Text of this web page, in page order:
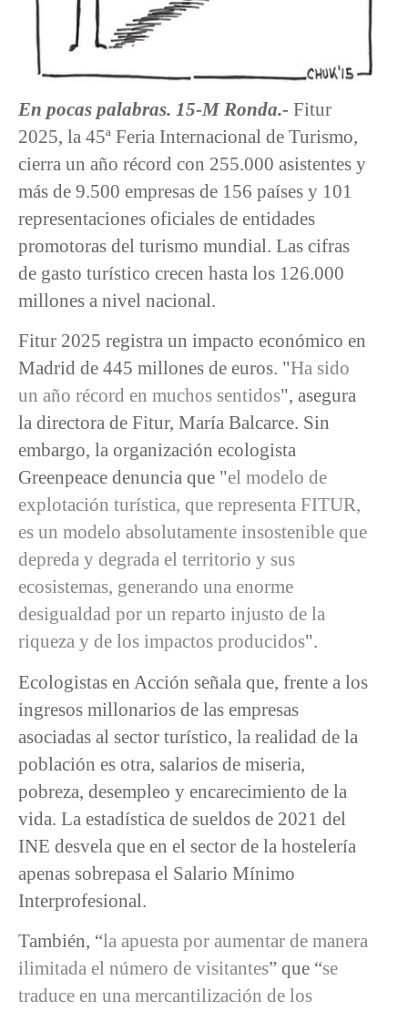
En pocas palabras. 15-M Ronda.- Fitur
2025, la 45ª Feria Internacional de Turismo,
cierra un año récord con 255.000 asistentes y
más de 9.500 empresas de 156 países y 101
representaciones oficiales de entidades
promotoras del turismo mundial. Las cifras
de gasto turístico crecen hasta los 126.000
millones a nivel nacional.
Fitur 2025 registra un impacto económico en
Madrid de 445 millones de euros. "Ha sido
un año récord en muchos sentidos", asegura
la directora de Fitur, María Balcarce. Sin
embargo, la organización ecologista
Greenpeace denuncia que "el modelo de
explotación turística, que representa FITUR,
es un modelo absolutamente insostenible que
depreda y degrada el territorio y sus
ecosistemas, generando una enorme
desigualdad por un reparto injusto de la
riqueza y de los impactos producidos".
Ecologistas en Acción señala que, frente a los
ingresos millonarios de las empresas
asociadas al sector turístico, la realidad de la
población es otra, salarios de miseria,
pobreza, desempleo y encarecimiento de la
vida. La estadística de sueldos de 2021 del
INE desvela que en el sector de la hostelería
apenas sobrepasa el Salario Mínimo
Interprofesional.
También, “la apuesta por aumentar de manera
ilimitada el número de visitantes” que “se
traduce en una mercantilización de los